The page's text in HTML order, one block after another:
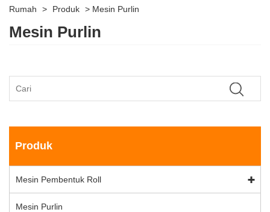
Rumah > Produk > Mesin Purlin
Mesin Purlin
Produk
Mesin Pembentuk Roll
Mesin Purlin